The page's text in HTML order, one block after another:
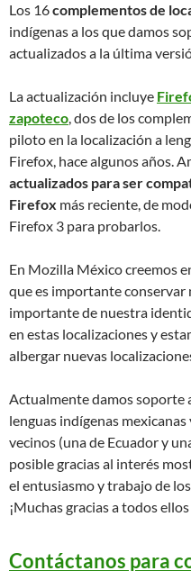
Los 16complementos de
indígenas a los que damos
actualizados a la última
La actualización incluye
zapoteco, dos de los
piloto en la localización a
Firefox, hace algunos años.
actualizados para ser
Firefox más reciente, de
Firefox 3 para probarlos.
En Mozilla México creemos
que es importante conservar
importante de nuestra
en estas localizaciones y
albergar nuevas
Actualmente damos soporte
lenguas indígenas
vecinos (una de Ecuador y
posible gracias al interés
el entusiasmo y trabajo de
¡Muchas gracias a todos
Contáctanos para